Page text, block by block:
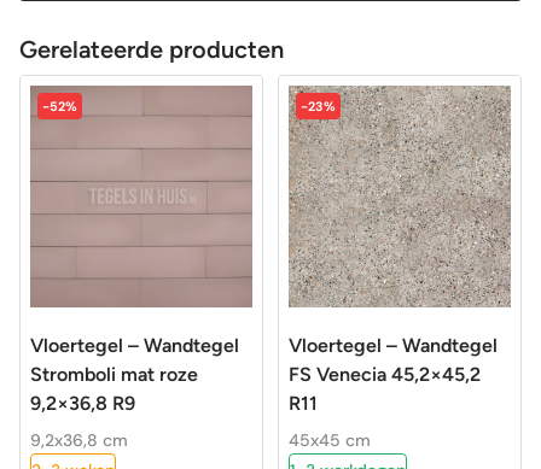
Gerelateerde producten
-52%
Vloertegel – Wandtegel
Stromboli mat roze
9,2×36,8 R9
9,2x36,8 cm
-23%
Vloertegel – Wandtegel
FS Venecia 45,2×45,2
R11
45x45 cm